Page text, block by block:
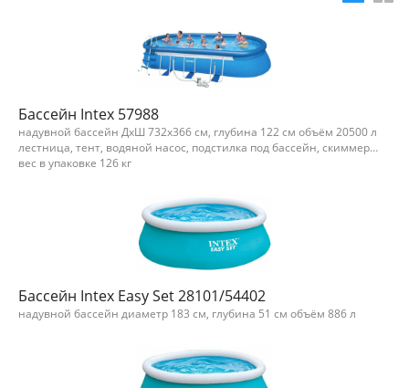
Бассейн Intex 57988
надувной бассейн ДхШ 732х366 см, глубина 122 см объём 20500 л
лестница, тент, водяной насос, подстилка под бассейн, скиммер…
вес в упаковке 126 кг
Бассейн Intex Easy Set 28101/54402
надувной бассейн диаметр 183 см, глубина 51 см объём 886 л